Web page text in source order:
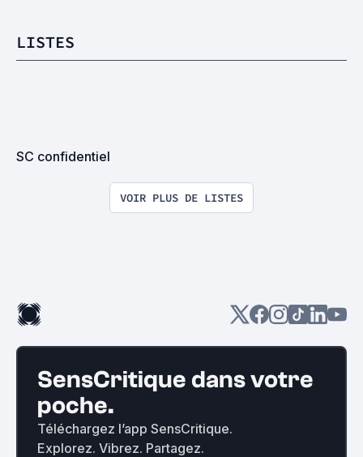
LISTES
SC confidentiel
VOIR PLUS DE LISTES
SensCritique dans votre
poche.
Téléchargez l’app SensCritique.
Explorez. Vibrez. Partagez.